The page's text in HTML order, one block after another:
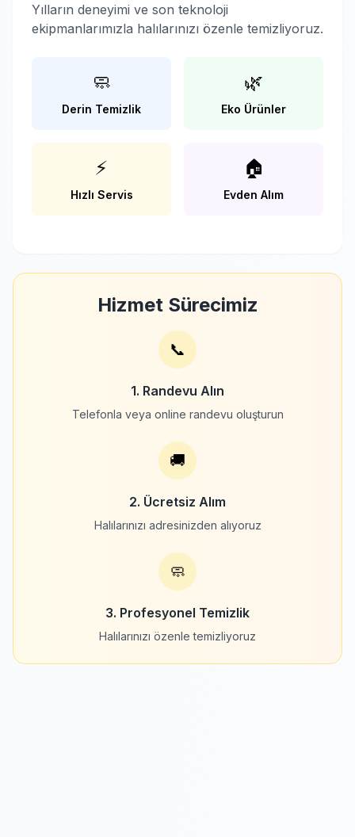
Yılların deneyimi ve son teknoloji
ekipmanlarımızla halılarınızı özenle temizliyoruz.
🧼
Derin Temizlik
🌿
Eko Ürünler
⚡
Hızlı Servis
🏠
Evden Alım
Hizmet Sürecimiz
📞
1. Randevu Alın
Telefonla veya online randevu oluşturun
🚚
2. Ücretsiz Alım
Halılarınızı adresinizden alıyoruz
🧼
3. Profesyonel Temizlik
Halılarınızı özenle temizliyoruz